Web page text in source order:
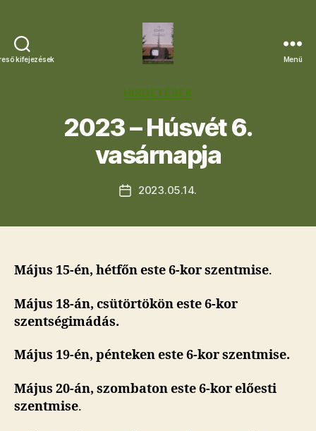
kifejezések
Egyházközség
Menü
Kategóriák
HIRDETÉSEK
2023 – Húsvét 6.
vasárnapja
Bejegyzés
2023.05.14.
Május 15-én, hétfőn este 6-kor szentmise.
Május 18-án, csütörtökön este 6-kor
szentségimádás.
Május 19-én, pénteken este 6-kor szentmise.
Május 20-án, szombaton este 6-kor előesti
szentmise.